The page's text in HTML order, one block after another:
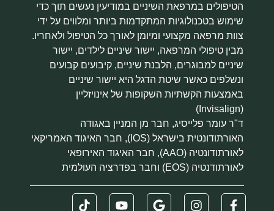
הטיפולים במרפאת השיניים במודיעין נעשים תוך כדי
שימוש בטכנולוגיות המתקדמות ביותר ומלווים על ידי
צוות מרפאה מקצועי ומיומן לאורך כל הטיפול ולאחריו.
מבין טיפולי המרפאה, יישור שיניים לילדים, יישור
שיניים למבוגרים, הלבנת שיניים, קיבועים קבועים
ונשלפים כאשר שיטת הדגל היא יישור שיניים
באמצעות הקשתיות השקופות של אינויזליין
(Invisalign)
ד"ר עומר פלייסיג, חבר מן המניין באגודה
האורתודונטית בישראל (IOS), חבר האיגוד האמריקאי
לאורתודונטיה (AAO), חבר האיגוד האירופאי
לאורתודנטיה (EOS) וחבר בפדרציה העולמית